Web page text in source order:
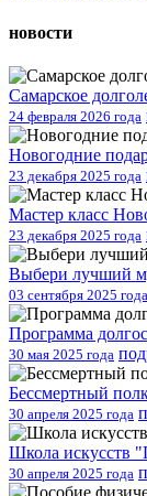
новости
Самарское
24 февраля 2026 года
Новогодние
23 декабря 2025 года
Мастер класс
23 декабря 2025 года
Выбери лучший
03 сентября 2025 года
Программа
30 мая 2025 года
Бессмертный
30 апреля 2025 года
Школа искусств
30 апреля 2025 года